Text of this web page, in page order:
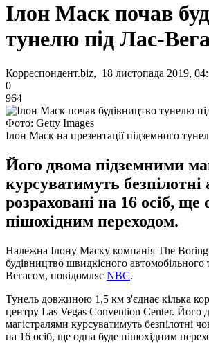
Ілон Маск почав
тунелю під Лас-
Корреспондент.biz, 18 листопада 2019,
0
964
Фото: Getty Images
Ілон Маск на презентації підземного
Його двома підземними
курсуватимуть безпілотні
розраховані на 16 осіб, ще
пішохідним переходом.
Належна Ілону Маску компанія The
будівництво швидкісного
Вегасом, повідомляє NBC.
Тунель довжиною 1,5 км з'єднає кілька
центру Las Vegas Convention Center. Його
магістралями курсуватимуть безпілотні
на 16 осіб, ще одна буде пішохідним